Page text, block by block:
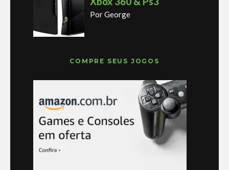
Por George
COMPRE SEUS JOGOS